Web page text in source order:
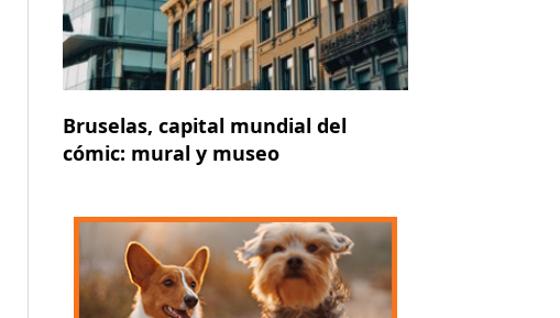
Bruselas, capital mundial del
cómic: mural y museo